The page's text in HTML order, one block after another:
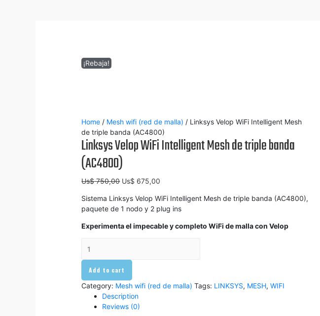
¡Rebaja!
Home / Mesh wifi (red de malla) / Linksys Velop WiFi Intelligent Mesh
de triple banda (AC4800)
Linksys Velop WiFi Intelligent Mesh de triple banda
(AC4800)
Us$750,00 Us$ 675,00
Sistema Linksys Velop WiFi Intelligent Mesh de triple banda (AC4800),
paquete de 1 nodo y 2 plug ins
Experimenta el impecable y completo WiFi de malla con Velop
Velop
WiFi
Intelligent
Mesh
triple
Add to cart
Category: Mesh wifi (red de malla) Tags: LINKSYS, MESH,WIFI
Description
Reviews (0)